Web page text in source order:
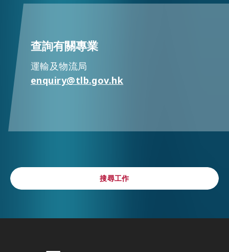
查詢有關專業
運輸及物流局
enquiry@tlb.gov.hk
搜尋工作
搜尋工作